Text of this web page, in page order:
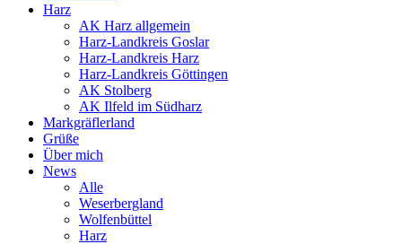
Harz
AK Harz allgemein
Harz-Landkreis Goslar
Harz-Landkreis Harz
Harz-Landkreis Göttingen
AK Stolberg
AK Ilfeld im Südharz
Markgräflerland
Grüße
Über mich
News
Alle
Weserbergland
Wolfenbüttel
Harz